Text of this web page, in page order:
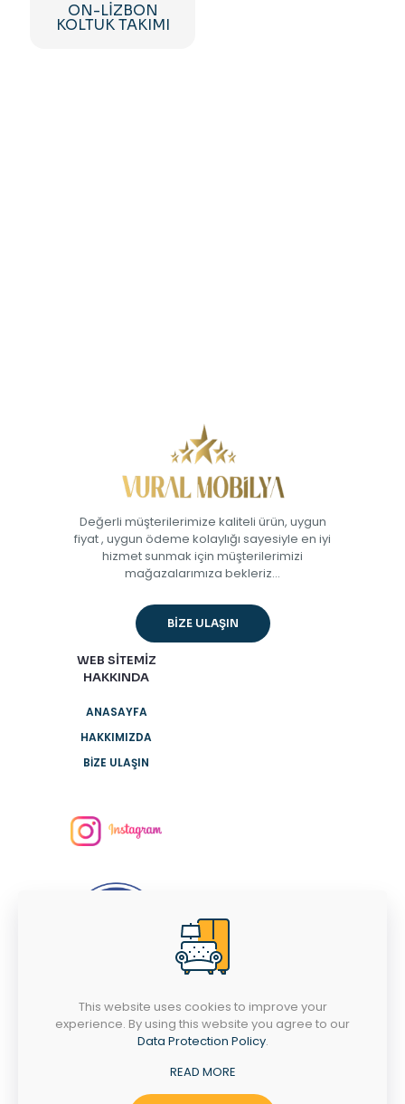
ON-LİZBON
KOLTUK TAKIMI
Değerli müşterilerimize kaliteli ürün, uygun
fiyat , uygun ödeme kolaylığı sayesiyle en iyi
hizmet sunmak için müşterilerimizi
mağazalarımıza bekleriz...
BİZE ULAŞIN
WEB SİTEMİZ
HAKKINDA
ANASAYFA
HAKKIMIZDA
BİZE ULAŞIN
İLETİŞİM TELEFONUMUZ
PAZARTESİ-CUMARTESİ
09:00 - 18:00
This website uses cookies to improve your
experience. By using this website you agree to our
Data Protection Policy.
READ MORE